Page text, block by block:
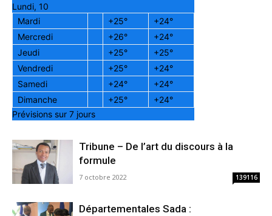
Lundi, 10
Mardi
+25° +24°
Mercredi
+26° +24°
Jeudi
+25° +25°
Vendredi
+25° +24°
Samedi
+24° +24°
Dimanche
+25° +24°
Prévisions sur 7 jours
Tribune – De l’art du discours à la
formule
7 octobre 2022 139116
Départementales Sada :